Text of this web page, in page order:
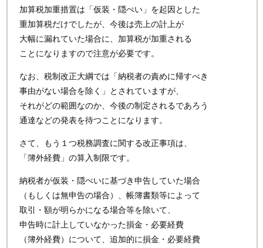
加算税加重措置は「仮装・隠ぺい」を起因とした
重加算税だけでしたが、今後は売上の計上が
大幅に漏れていた場合に、加算税が加重される
ことになりますので注意が必要です。
なお、税制改正大綱では「納税者の責めに帰すべき
事由がない場合を除く」とされていますが、
それがどの範囲なのか、今後の制定されるであろう
通達などの発表を待つことになります。
さて、もう１つ税務調査に関する改正事項は、
「簿外経費」の算入制限です。
納税者が仮装・隠ぺいに基づき申告していた場合
（もしくは無申告の場合）、帳簿書類等によって
取引・額が明らかになる場合等を除いて、
申告時に計上していなかった損金・必要経費
（簿外経費）について、追加的に損金・必要経費